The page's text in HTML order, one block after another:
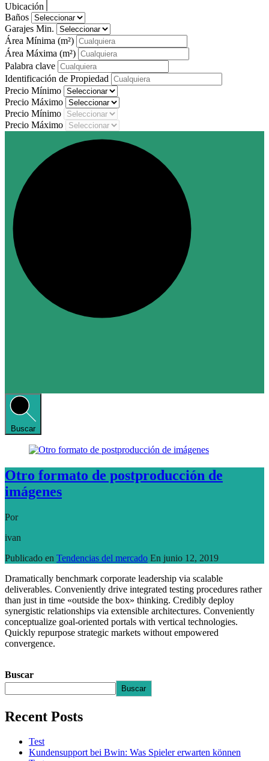
Ubicación
Baños
Garajes Min.
Área Mínima (m²)
Área Máxima (m²)
Palabra clave
Identificación de Propiedad
Precio Mínimo
Precio Máximo
Precio Mínimo
Precio Máximo
Buscar
Otro formato de postproducción de
imágenes
Por
ivan
Publicado en Tendencias del mercado En junio 12, 2019
Dramatically benchmark corporate leadership via scalable
deliverables. Conveniently drive integrated testing procedures rather
than just in time «outside the box» thinking. Credibly deploy
synergistic relationships via extensible architectures. Conveniently
conceptualize goal-oriented portals with vertical technologies.
Quickly repurpose strategic markets without empowered
convergence.
Buscar
Buscar
Recent Posts
Test
Kundensupport bei Bwin: Was Spieler erwarten können